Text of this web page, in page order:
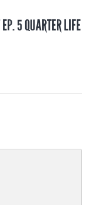
5 QUARTER LIFE